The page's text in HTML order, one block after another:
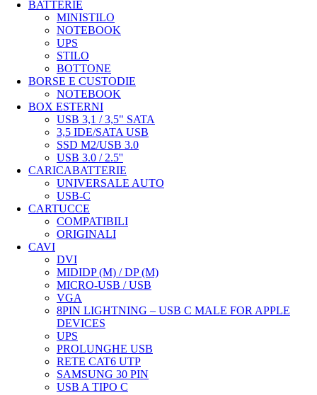
BATTERIE
MINISTILO
NOTEBOOK
UPS
STILO
BOTTONE
BORSE E CUSTODIE
NOTEBOOK
BOX ESTERNI
USB 3,1 / 3,5" SATA
3,5 IDE/SATA USB
SSD M2/USB 3.0
USB 3.0 / 2.5''
CARICABATTERIE
UNIVERSALE AUTO
USB-C
CARTUCCE
COMPATIBILI
ORIGINALI
CAVI
DVI
MIDIDP (M) / DP (M)
MICRO-USB / USB
VGA
8PIN LIGHTNING – USB C MALE FOR APPLE
DEVICES
UPS
PROLUNGHE USB
RETE CAT6 UTP
SAMSUNG 30 PIN
USB A TIPO C